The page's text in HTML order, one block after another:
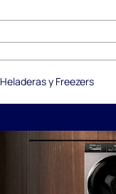
Heladeras y Freezers